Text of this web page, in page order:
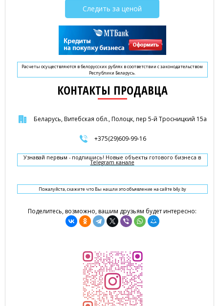
Следить за ценой
Расчеты осуществляются в белорусских рублях в соответствии с законодательством
Республики Беларусь.
КОНТАКТЫ ПРОДАВЦА
Беларусь, Витебская обл., Полоцк, пер 5-й Тросницкий 15а
+375(29)609-99-16
Узнавай первым - подпишись! Новые объекты готового бизнеса в
Telegram канале
Пожалуйста, скажите что Вы нашли это объявление на сайте b4y.by
Поделитесь, возможно, вашим друзьям будет интересно: